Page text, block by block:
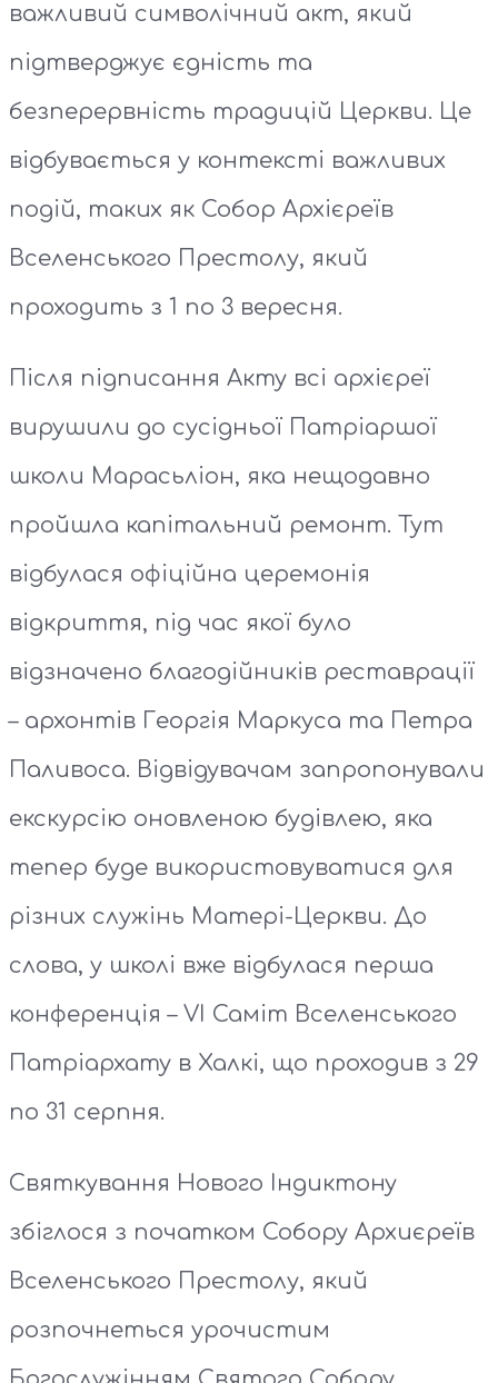
важливий символічний акт, який
підтверджує єдність та
безперервність традицій Церкви. Це
відбувається у контексті важливих
подій, таких як Собор Архієреїв
Вселенського Престолу, який
проходить з 1 по 3 вересня.
Після підписання Акту всі архієреї
вирушили до сусідньої Патріаршої
школи Марасьліон, яка нещодавно
пройшла капітальний ремонт. Тут
відбулася офіційна церемонія
відкриття, під час якої було
відзначено благодійників реставрації
– архонтів Георгія Маркуса та Петра
Паливоса. Відвідувачам запропонували
екскурсію оновленою будівлею, яка
тепер буде використовуватися для
різних служінь Матері-Церкви. До
слова, у школі вже відбулася перша
конференція – VI Саміт Вселенського
Патріархату в Халкі, що проходив з 29
по 31 серпня.
Святкування Нового Індиктону
збіглося з початком Собору Архиєреїв
Вселенського Престолу, який
розпочнеться урочистим